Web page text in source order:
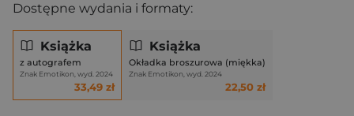
Dostępne wydania i formaty:
Książka
z autografem
Znak Emotikon, wyd. 2024
33,49 zł
Książka
Okładka broszurowa (miękka)
Znak Emotikon, wyd. 2024
22,50 zł